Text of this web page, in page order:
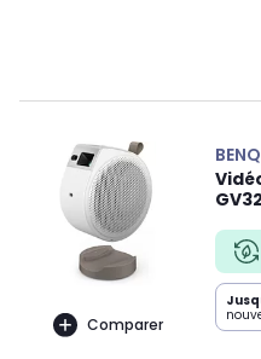
Comparer
BENQ
GV32